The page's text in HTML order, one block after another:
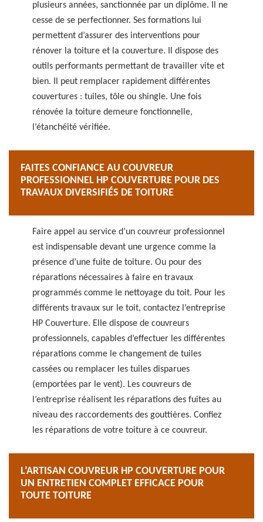
plusieurs années, sanctionnée par un diplôme. Il ne
cesse de se perfectionner. Ses formations lui
permettent d’assurer des interventions pour
rénover la toiture et la couverture. Il dispose des
outils performants permettant de travailler vite et
bien. Il peut remplacer rapidement différentes
couvertures : tuiles, tôle ou shingle. Une fois
rénovée la toiture demeure fonctionnelle,
l’étanchéité vérifiée.
FAITES CONFIANCE AU COUVREUR
PROFESSIONNEL HP COUVERTURE POUR DES
TRAVAUX DIVERSIFIÉS DE TOITURE
Faire appel au service d’un couvreur professionnel
est indispensable devant une urgence comme la
présence d’une fuite de toiture. Ou pour des
réparations nécessaires à faire en travaux
programmés comme le nettoyage du toit. Pour les
différents travaux sur le toit, contactez l’entreprise
HP Couverture. Elle dispose de couvreurs
professionnels, capables d’effectuer les différentes
réparations comme le changement de tuiles
cassées ou remplacer les tuiles disparues
(emportées par le vent). Les couvreurs de
l’entreprise réalisent les réparations des fuites au
niveau des raccordements des gouttières. Confiez
les réparations de votre toiture à ce couvreur.
L’ARTISAN COUVREUR HP COUVERTURE POUR
UN ENTRETIEN COMPLET EFFICACE POUR
TOUTE TOITURE